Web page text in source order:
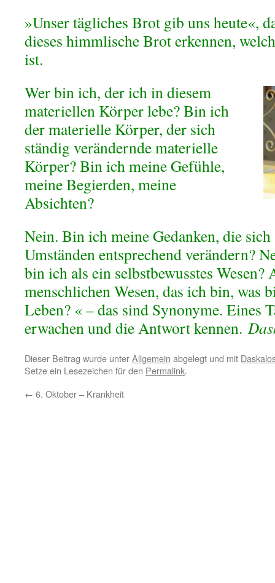
»Unser tägliches Brot gib uns heute«,
dieses himmlische Brot erkennen,
ist.
Wer bin ich, der ich in diesem
materiellen Körper lebe? Bin ich
der materielle Körper, der sich
ständig verändernde materielle
Körper? Bin ich meine Gefühle,
meine Begierden, meine
Absichten?
Nein. Bin ich meine Gedanken, die
Umständen entsprechend verändern?
bin ich als ein selbstbewusstes Wesen?
menschlichen Wesen, das ich bin, was
Leben? « – das sind Synonyme. Eines
erwachen und die Antwort kennen.
Dieser Beitrag wurde unterAllgemein abgelegt und mit
Setze ein Lesezeichen für den Permalink.
← 6. Oktober – Krankheit